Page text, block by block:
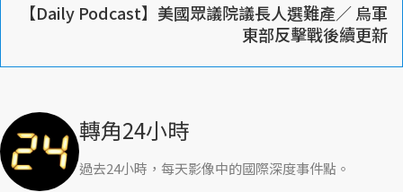
【Daily Podcast】美國眾議院議長人選難產／ 烏軍
東部反擊戰後續更新
轉角24小時
過去24小時，每天影像中的國際深度事件點。